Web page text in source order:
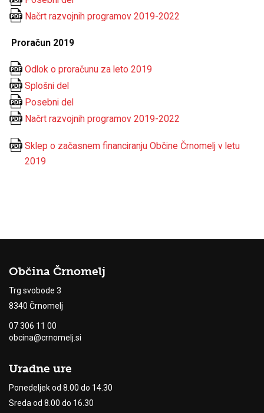
Načrt razvojnih programov 2019-2022
Proračun 2019
Odlok o proračunu za leto 2019
Splošni del
Posebni del
Načrt razvojnih programov 2019-2022
Sklep o začasnem financiranju Občine Črnomelj v letu
2019
Občina Črnomelj
Trg svobode 3
8340 Črnomelj
07 306 11 00
obcina@crnomelj.si
Uradne ure
Ponedeljek od 8.00 do 14.30
Sreda od 8.00 do 16.30